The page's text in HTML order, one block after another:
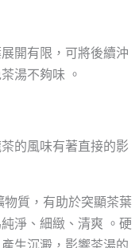
開有限，可將後續沖
湯不夠味 。
的風味有著直接的影
質，有助於突顯茶葉
淨、細緻、清爽 。硬